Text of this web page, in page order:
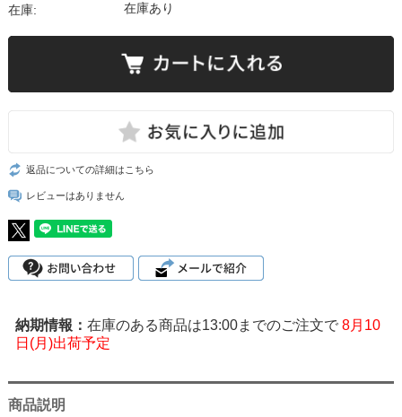
在庫: 在庫あり
返品についての詳細はこちら
レビューはありません
在庫のある商品は13:00までのご注文で 8月10
日(月)出荷予定
商品説明